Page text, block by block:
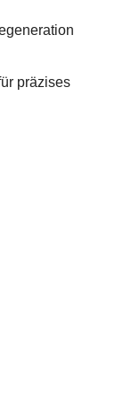
präzises